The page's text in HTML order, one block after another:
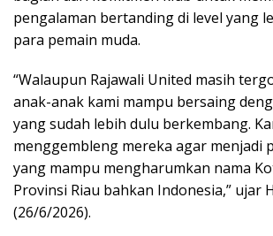
pengalaman bertanding di level yang
para pemain muda.
“Walaupun Rajawali United masih
anak-anak kami mampu bersaing
yang sudah lebih dulu berkembang.
menggembleng mereka agar menjadi
yang mampu mengharumkan nama
Provinsi Riau bahkan Indonesia,” ujar
(26/6/2026).